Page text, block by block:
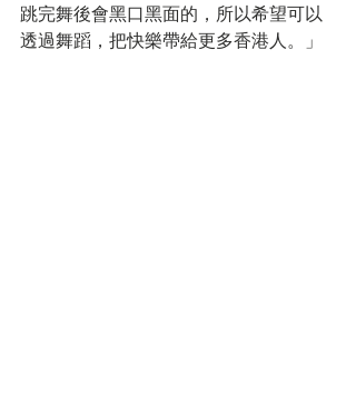
跳完舞後會黑口黑面的，所以希望可以
透過舞蹈，把快樂帶給更多香港人。」